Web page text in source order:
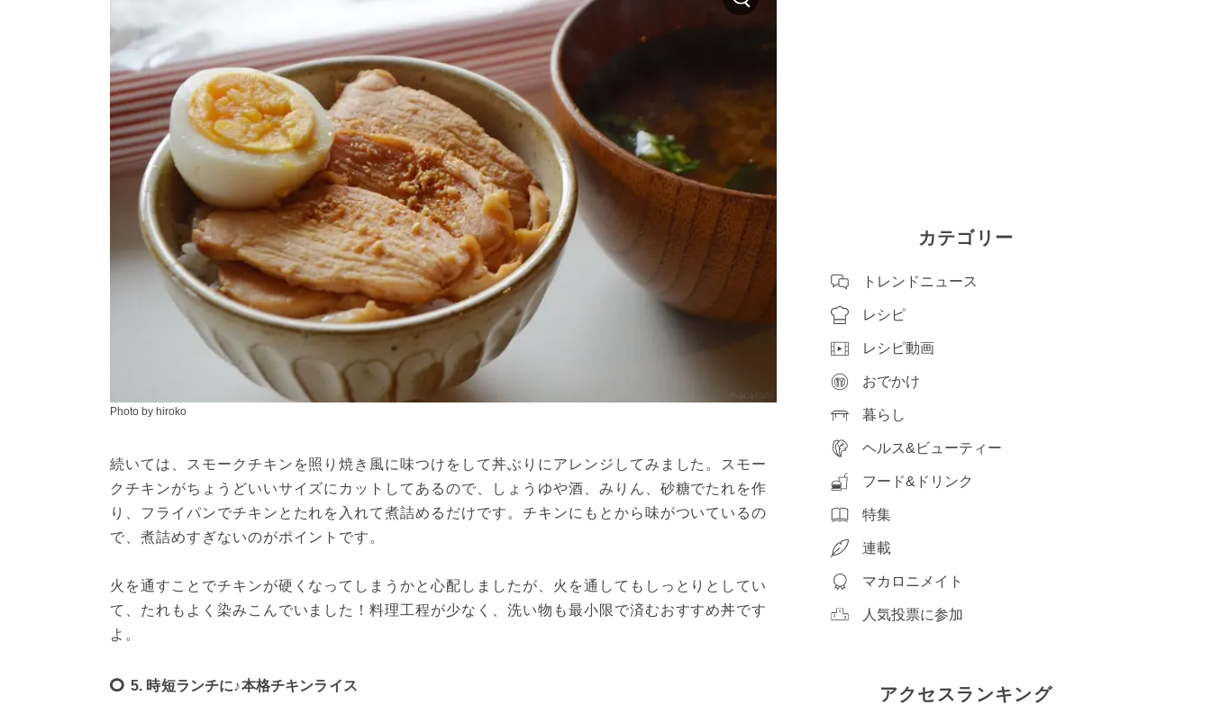
Photo by hiroko
続いては、スモークチキンを照り焼き風に味つけをして丼ぶりにアレンジしてみました。スモー
クチキンがちょうどいいサイズにカットしてあるので、しょうゆや酒、みりん、砂糖でたれを作
り、フライパンでチキンとたれを入れて煮詰めるだけです。チキンにもとから味がついているの
で、煮詰めすぎないのがポイントです。
火を通すことでチキンが硬くなってしまうかと心配しましたが、火を通してもしっとりとしてい
て、たれもよく染みこんでいました！料理工程が少なく、洗い物も最小限で済むおすすめ丼です
よ。
5. 時短ランチに♪本格チキンライス
カテゴリー
トレンドニュース
レシピ
レシピ動画
おでかけ
暮らし
ヘルス&ビューティー
フード&ドリンク
特集
連載
マカロニメイト
人気投票に参加
アクセスランキング